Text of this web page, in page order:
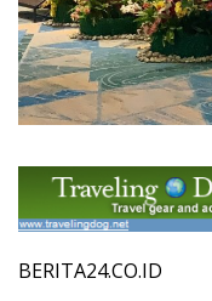
BERITA24.CO.ID